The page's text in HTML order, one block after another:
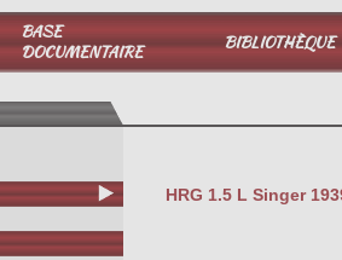
BASE
DOCUMENTAIRE
BIBLIOTHÈQUE
HRG 1.5 L Singer